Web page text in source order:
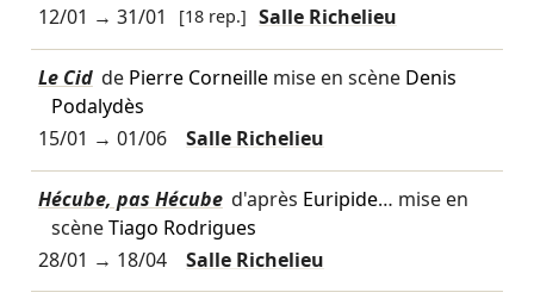
12/01 → 31/01 [18 rep.] Salle Richelieu
Le Cid de Pierre Corneillemise en scène Denis
Podalydès
15/01 → 01/06 Salle Richelieu
Hécube, pas Hécube d'après Euripide… mise en
scèneTiago Rodrigues
28/01 → 18/04 Salle Richelieu